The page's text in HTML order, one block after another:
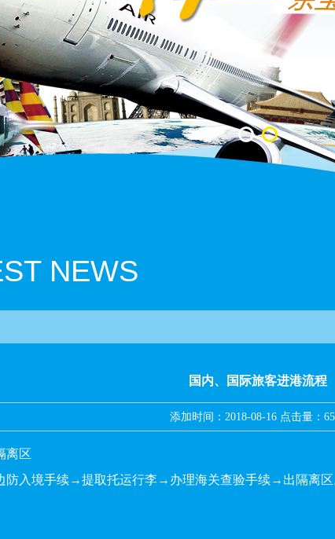
NEWS
国内、国际旅客进港流程
添加时间：2018-08-16 点击量：
离区
入境手续→提取托运行李→办理海关查验手续→出隔离区